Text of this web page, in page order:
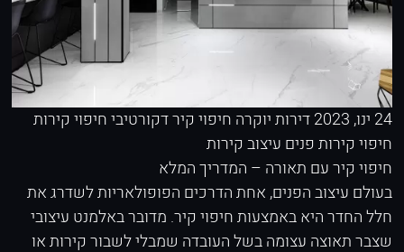
24 ינו, 2023 דירות יוקרה חיפוי קיר דקורטיביחיפוי קירות
חיפוי קירות פנים עיצוב קירות
חיפוי קיר עם תאורה – המדריך המלא
בעולם עיצוב הפנים, אחת הדרכים הפופולאריות לשדרג את
חלל החדר היא באמצעות חיפוי קיר. מדובר באלמנט עיצובי
שצבר תאוצה עצומה בשל העובדה שמבלי לשבור קירות או